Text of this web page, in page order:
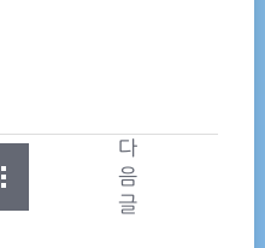
다
음
글